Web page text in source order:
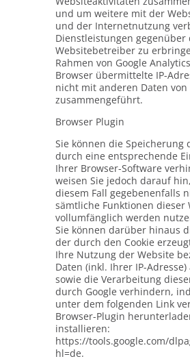
und um weitere mit der
und der Internetnutzung
Dienstleistungen gegenüber
Websitebetreiber zu
Rahmen von Google
Browser übermittelte IP-
nicht mit anderen Daten von
zusammengeführt.
Browser Plugin
Sie können die Speicherung
durch eine entsprechende
Ihrer Browser-Software
weisen Sie jedoch darauf
diesem Fall gegebenenfalls
sämtliche Funktionen dieser
vollumfänglich werden
Sie können darüber hinaus
der durch den Cookie
Ihre Nutzung der Website
Daten (inkl. Ihrer IP-Adresse)
sowie die Verarbeitung
durch Google verhindern,
unter dem folgenden Link
Browser-Plugin
installieren:
https://tools.google.com/
hl=de.